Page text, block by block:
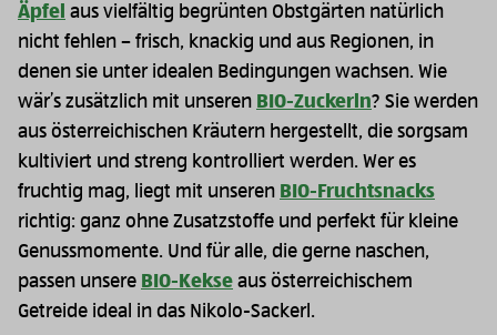
Äpfel aus vielfältig begrünten Obstgärten natürlich
nicht fehlen – frisch, knackig und aus Regionen, in
denen sie unter idealen Bedingungen wachsen. Wie
wär’s zusätzlich mit unseren BIO-Zuckerln? Sie werden
aus österreichischen Kräutern hergestellt, die sorgsam
kultiviert und streng kontrolliert werden. Wer es
fruchtig mag, liegt mit unseren BIO-Fruchtsnacks
richtig: ganz ohne Zusatzstoffe und perfekt für kleine
Genussmomente. Und für alle, die gerne naschen,
passen unsere BIO-Kekse aus österreichischem
Getreide ideal in das Nikolo-Sackerl.